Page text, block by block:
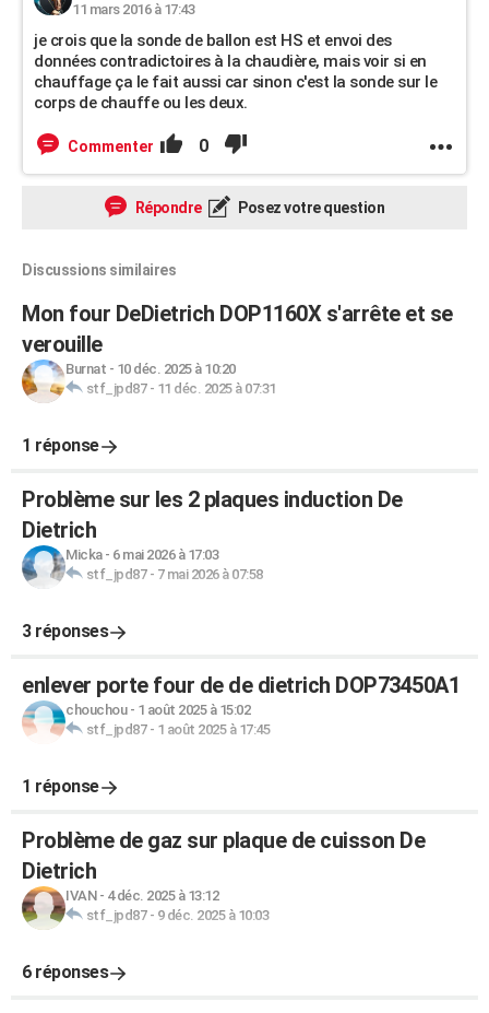
11 mars 2016 à 17:43
je crois que la sonde de ballon est HS et envoi des
données contradictoires à la chaudière, mais voir si en
chauffage ça le fait aussi car sinon c'est la sonde sur le
corps de chauffe ou les deux.
Commenter 0
Répondre Posez votre question
Discussions similaires
Mon four DeDietrich DOP1160X s'arrête et se
verouille
Burnat - 10 déc. 2025 à 10:20
stf_jpd87- 11 déc. 2025 à 07:31
1 réponse
Problème sur les 2 plaques induction De
Dietrich
Micka- 6 mai 2026 à 17:03
stf_jpd87- 7 mai 2026 à 07:58
3 réponses
enlever porte four de de dietrich DOP73450A1
chouchou- 1 août 2025 à 15:02
stf_jpd87- 1 août 2025 à 17:45
1 réponse
Problème de gaz sur plaque de cuisson De
Dietrich
IVAN- 4 déc. 2025 à 13:12
stf_jpd87- 9 déc. 2025 à 10:03
6 réponses